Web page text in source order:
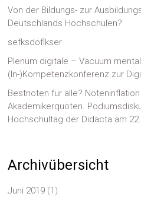
Von der Bildungs- zur
Deutschlands Hochschulen?
sefksdöflkser
Plenum digitale – Vacuum
(In-)Kompetenzkonferenz zur
Bestnoten für alle?
Akademikerquoten.
Hochschultag der Didacta am
Archivübersicht
Juni 2019 (1)